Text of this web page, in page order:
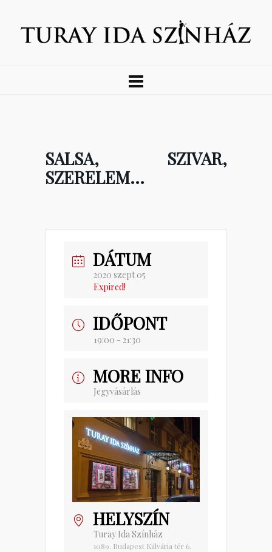
SALSA, SZIVAR,
SZERELEM…
DÁTUM
2020 szept 05
Expired!
IDŐPONT
19:00 - 21:30
MORE INFO
Jegyvásárlás
HELYSZÍN
Turay Ida Színház
1089. Budapest Kálvária tér 6.